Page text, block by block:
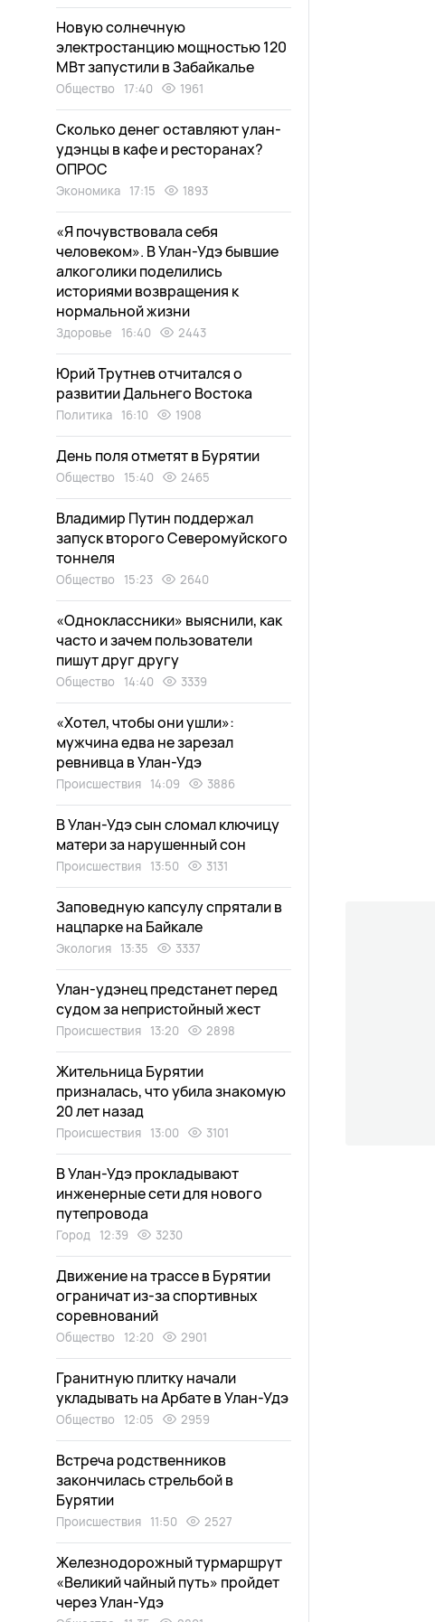
Новую солнечную
электростанцию мощностью 120
МВт запустили в Забайкалье
Общество 17:40 1961
Сколько денег оставляют улан-
удэнцы в кафе и ресторанах?
ОПРОС
Экономика 17:15 1893
«Я почувствовала себя
человеком». В Улан-Удэ бывшие
алкоголики поделились
историями возвращения к
нормальной жизни
Здоровье 16:40 2443
Юрий Трутнев отчитался о
развитии Дальнего Востока
Политика 16:10 1908
День поля отметят в Бурятии
Общество 15:40 2465
Владимир Путин поддержал
запуск второго Северомуйского
тоннеля
Общество 15:23 2640
«Одноклассники» выяснили, как
часто и зачем пользователи
пишут друг другу
Общество 14:40 3339
«Хотел, чтобы они ушли»:
мужчина едва не зарезал
ревнивца в Улан-Удэ
Происшествия 14:09 3886
В Улан-Удэ сын сломал ключицу
матери за нарушенный сон
Происшествия 13:50 3131
Заповедную капсулу спрятали в
нацпарке на Байкале
Экология 13:35 3337
Улан-удэнец предстанет перед
судом за непристойный жест
Происшествия 13:20 2898
Жительница Бурятии
призналась, что убила знакомую
20 лет назад
Происшествия 13:00 3101
В Улан-Удэ прокладывают
инженерные сети для нового
путепровода
Город 12:39 3230
Движение на трассе в Бурятии
ограничат из-за спортивных
соревнований
Общество 12:20 2901
Гранитную плитку начали
укладывать на Арбате в Улан-Удэ
Общество 12:05 2959
Встреча родственников
закончилась стрельбой в
Бурятии
Происшествия 11:50 2527
Железнодорожный турмаршрут
«Великий чайный путь» пройдет
через Улан-Удэ